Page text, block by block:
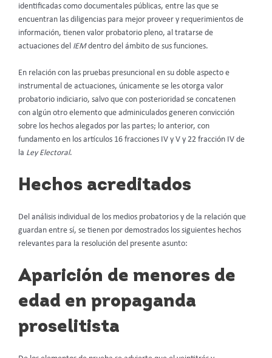
identificadas como documentales públicas, entre las que se
encuentran las diligencias para mejor proveer y requerimientos de
información, tienen valor probatorio pleno, al tratarse de
actuaciones del IEMdentro del ámbito de sus funciones.
En relación con las pruebas presuncional en su doble aspecto e
instrumental de actuaciones, únicamente se les otorga valor
probatorio indiciario, salvo que con posterioridad se concatenen
con algún otro elemento que adminiculados generen convicción
sobre los hechos alegados por las partes; lo anterior, con
fundamento en los artículos 16 fracciones IV y V y 22 fracción IV de
la Ley Electoral.
Hechos acreditados
Del análisis individual de los medios probatorios y de la relación que
guardan entre sí, se tienen por demostrados los siguientes hechos
relevantes para la resolución del presente asunto:
Aparición de menores de
edad en propaganda
proselitista